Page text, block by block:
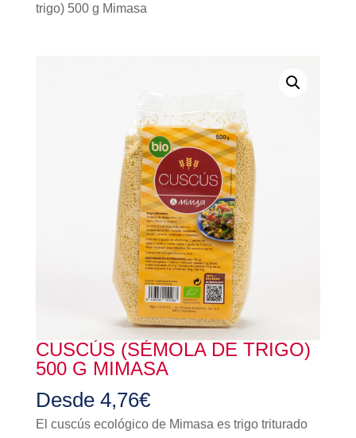
trigo) 500 g Mimasa
CUSCÚS (SÉMOLA DE TRIGO)
500 G MIMASA
Desde 4,76€
El cuscús ecológico de Mimasa es trigo triturado